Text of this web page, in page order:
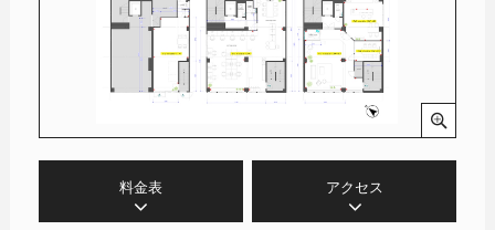
料金表 アクセス